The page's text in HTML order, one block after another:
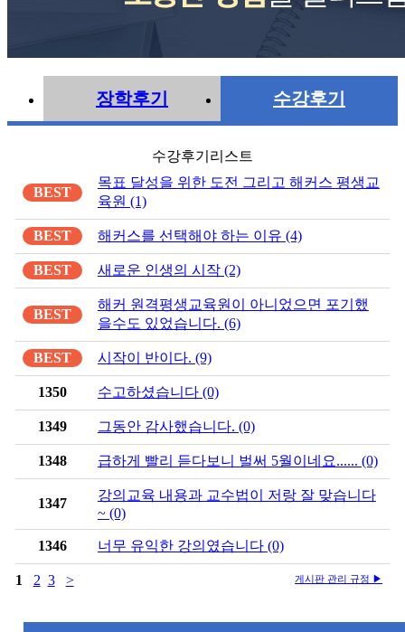
장학후기 수강후기
수강후기리스트
BEST
목표 달성을 위한 도전 그리고 해커스 평생교
육원 (1)
BEST 해커스를 선택해야 하는 이유 (4)
BEST 새로운 인생의 시작 (2)
BEST
해커 원격평생교육원이 아니었으면 포기했
을수도 있었습니다. (6)
BEST 시작이 반이다. (9)
1350 수고하셨습니다 (0)
1349 그동안 감사했습니다. (0)
1348 급하게 빨리 듣다보니 벌써 5월이네요...... (0)
1347
강의교육 내용과 교수법이 저랑 잘 맞습니다
~ (0)
1346 너무 유익한 강의였습니다 (0)
1 2 3 > 게시판 관리 규정 ▶